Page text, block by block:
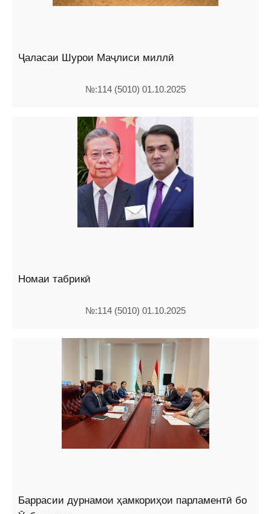
Ҷаласаи Шурои Маҷлиси миллӣ
№:114 (5010) 01.10.2025
Номаи табрикӣ
№:114 (5010) 01.10.2025
Баррасии дурнамои ҳамкориҳои парламентӣ бо